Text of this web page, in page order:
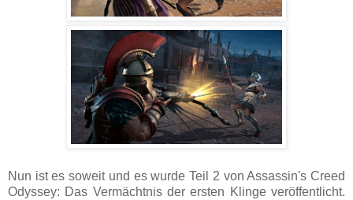
Nun ist es soweit und es wurde Teil 2 von Assassin's Creed
Odyssey: Das Vermächtnis der ersten Klinge veröffentlicht.